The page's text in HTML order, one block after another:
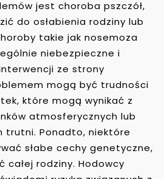
jest choroba pszczół,
do osłabienia rodziny lub
takie jak nosemoza
niebezpieczne i
ze strony
mogą być trudności
które mogą wynikać z
atmosferycznych lub
trutni. Ponadto, niektóre
słabe cechy genetyczne,
całej rodziny. Hodowcy